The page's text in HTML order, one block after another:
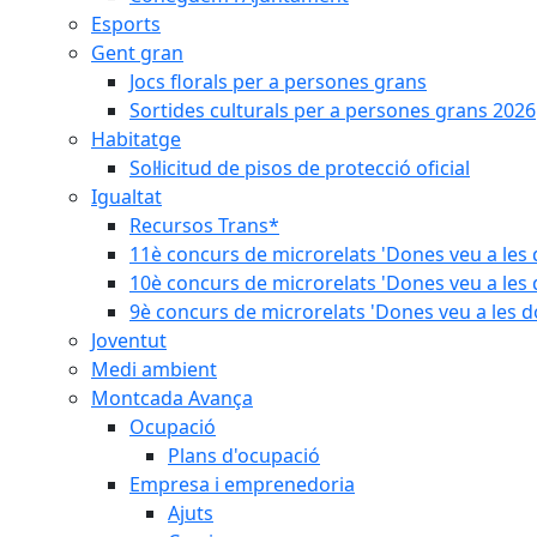
Esports
Gent gran
Jocs florals per a persones grans
Sortides culturals per a persones grans 2026
Habitatge
Sol·licitud de pisos de protecció oficial
Igualtat
Recursos Trans*
11è concurs de microrelats 'Dones veu a les
10è concurs de microrelats 'Dones veu a les
9è concurs de microrelats 'Dones veu a les
Joventut
Medi ambient
Montcada Avança
Ocupació
Plans d'ocupació
Empresa i emprenedoria
Ajuts